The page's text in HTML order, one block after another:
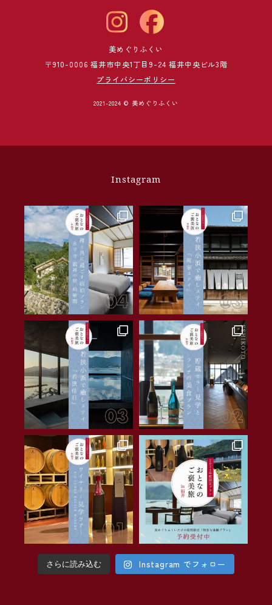
美めぐりふくい
〒910-0006 福井市中央1丁目9-24 福井中央ビル3階
プライバシーポリシー
2021-2024 © 美めぐりふくい
Instagram
さらに読み込む Instagram でフォロー